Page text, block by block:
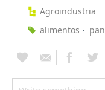
Agroindustria
alimentos
pan